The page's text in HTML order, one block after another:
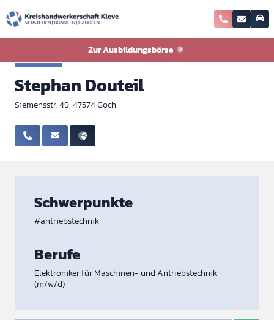
Zur Ausbildungsbörse
Zurück zur Ausbildungsbörse
Stephan Douteil
Siemensstr. 49, 47574 Goch
Schwerpunkte
#antriebstechnik
Berufe
Elektroniker für Maschinen- und Antriebstechnik
(m/w/d)